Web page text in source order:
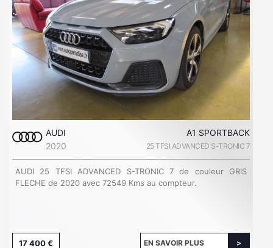
AUDI
A1 SPORTBACK
2020
25 TFSI ADVANCED S-TRONIC 7
AUDI 25 TFSI ADVANCED S-TRONIC 7 de couleur GRIS
FLECHE de 2020 avec 72549 Kms au compteur.
17 400 € EN SAVOIR PLUS